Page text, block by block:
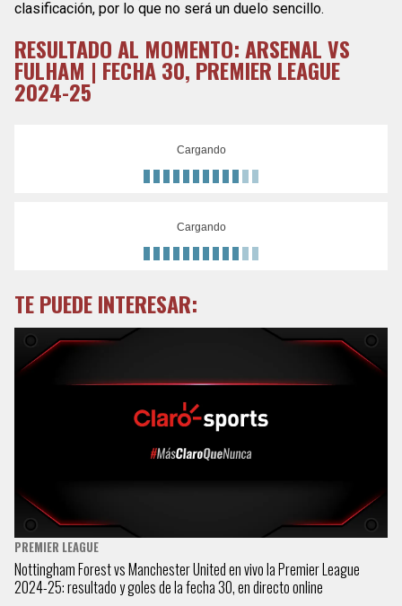
clasificación, por lo que no será un duelo sencillo.
RESULTADO AL MOMENTO: ARSENAL VS
FULHAM | FECHA 30, PREMIER LEAGUE
2024-25
Cargando
Cargando
TE PUEDE INTERESAR:
PREMIER LEAGUE
Nottingham Forest vs Manchester United en vivo la Premier League
2024-25: resultado y goles de la fecha 30, en directo online